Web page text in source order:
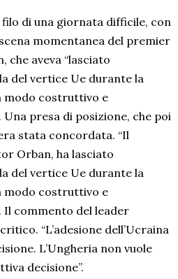
filo di una giornata difficile, con
momentanea del premier
che aveva “lasciato
del vertice Ue durante la
modo costruttivo e
presa di posizione, che poi
stata concordata. “Il
Orban, ha lasciato
del vertice Ue durante la
modo costruttivo e
Il commento del leader
“L’adesione dell’Ucraina
L’Ungheria non vuole
decisione”.